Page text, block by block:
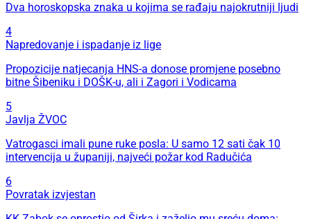
Dva horoskopska znaka u kojima se rađaju najokrutniji ljudi
4
Napredovanje i ispadanje iz lige
Propozicije natjecanja HNS-a donose promjene posebno
bitne Šibeniku i DOŠK-u, ali i Zagori i Vodicama
5
Javlja ŽVOC
Vatrogasci imali pune ruke posla: U samo 12 sati čak 10
intervencija u županiji, najveći požar kod Radučića
6
Povratak izvjestan